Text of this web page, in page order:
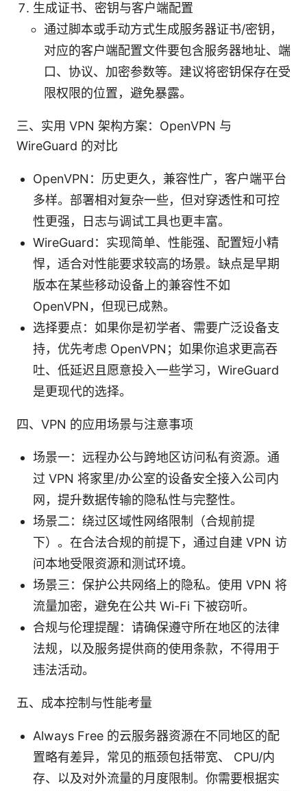
生成证书、密钥与客户端配置
通过脚本或手动方式生成服务器证书/密钥，
对应的客户端配置文件要包含服务器地址、端
口、协议、加密参数等。建议将密钥保存在受
限权限的位置，避免暴露。
三、实用 VPN 架构方案：OpenVPN 与
WireGuard 的对比
OpenVPN：历史更久，兼容性广，客户端平台
多样。部署相对复杂一些，但对穿透性和可控
性更强，日志与调试工具也更丰富。
WireGuard：实现简单、性能强、配置短小精
悍，适合对性能要求较高的场景。缺点是早期
版本在某些移动设备上的兼容性不如
OpenVPN，但现已成熟。
选择要点：如果你是初学者、需要广泛设备支
持，优先考虑 OpenVPN；如果你追求更高吞
吐、低延迟且愿意投入一些学习，WireGuard
是更现代的选择。
四、VPN 的应用场景与注意事项
场景一：远程办公与跨地区访问私有资源。通
过 VPN 将家里/办公室的设备安全接入公司内
网，提升数据传输的隐私性与完整性。
场景二：绕过区域性网络限制（合规前提
下）。在合法合规的前提下，通过自建 VPN 访
问本地受限资源和测试环境。
场景三：保护公共网络上的隐私。使用 VPN 将
流量加密，避免在公共 Wi-Fi 下被窃听。
合规与伦理提醒：请确保遵守所在地区的法律
法规，以及服务提供商的使用条款，不得用于
违法活动。
五、成本控制与性能考量
Always Free 的云服务器资源在不同地区的配
置略有差异，常见的瓶颈包括带宽、 CPU/内
存、以及对外流量的月度限制。你需要根据实